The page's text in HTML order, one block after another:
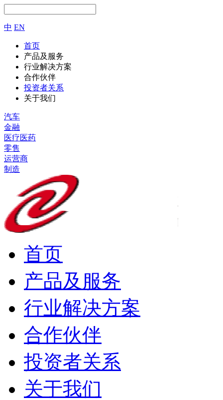
中 EN
首页
产品及服务
行业解决方案
合作伙伴
投资者关系
关于我们
汽车
金融
医疗医药
零售
运营商
制造
首页
产品及服务
行业解决方案
合作伙伴
投资者关系
关于我们